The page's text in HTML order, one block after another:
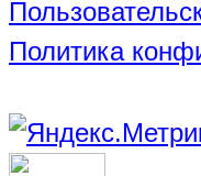
Политика